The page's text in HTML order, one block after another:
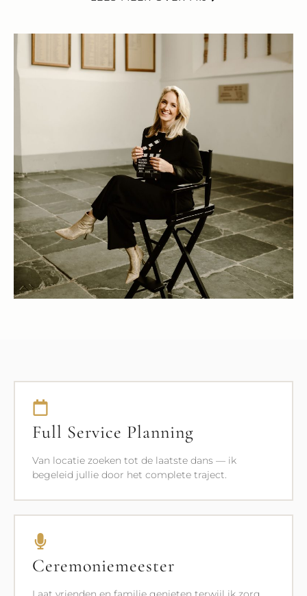
Full Service Planning
Van locatie zoeken tot de laatste dans — ik
begeleid jullie door het complete traject.
Ceremoniemeester